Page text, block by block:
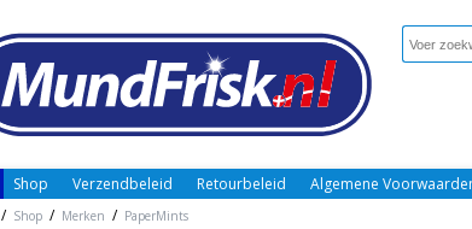
Shop Verzendbeleid Retourbeleid Algemene
/ Shop / Merken / PaperMints